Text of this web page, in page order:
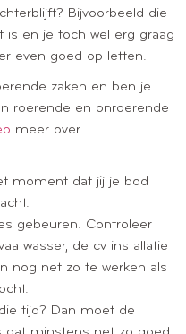
Bijvoorbeeld die
is en je toch wel erg graag
even goed op letten.
zaken en ben je
roerende en onroerende
meer over.
moment dat jij je bod
gebeuren. Controleer
de cv installatie
nog net zo te werken als
tijd? Dan moet de